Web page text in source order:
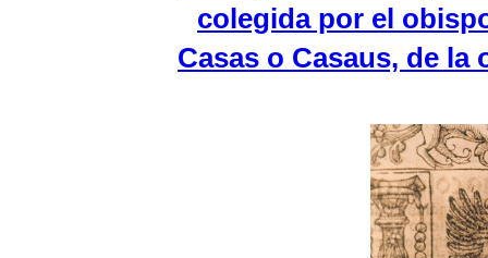
colegida por el
Casas o Casaus, de